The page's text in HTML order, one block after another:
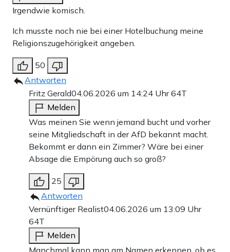
Irgendwie komisch.
Ich musste noch nie bei einer Hotelbuchung meine
Religionszugehörigkeit angeben.
50
Antworten
Fritz Gerald04.06.2026 um 14:24 Uhr64T
Melden
Was meinen Sie wenn jemand bucht und vorher
seine Mitgliedschaft in der AfD bekannt macht.
Bekommt er dann ein Zimmer? Wäre bei einer
Absage die Empörung auch so groß?
25
Antworten
Vernünftiger Realist04.06.2026 um 13:09 Uhr
64T
Melden